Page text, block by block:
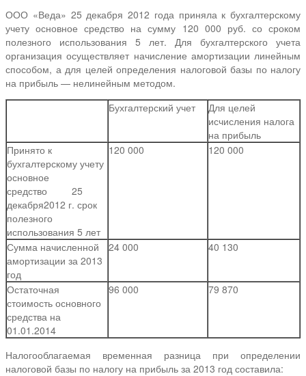
ООО «Веда» 25 декабря 2012 года приняла к бухгалтерскому
учету основное средство на сумму 120 000 руб. со сроком
полезного использования 5 лет. Для бухгалтерского учета
организация осуществляет начисление амортизации линейным
способом, а для целей определения налоговой базы по налогу
на прибыль — нелинейным методом.
Бухгалтерский учет
Для целей
исчисления налога
на прибыль
Принято к
бухгалтерскому учету
основное
средство 25
декабря2012 г. срок
полезного
использования 5 лет
120 000 120 000
Сумма начисленной
амортизации за 2013
год
24 000 40 130
Остаточная
стоимость основного
средства на
01.01.2014
96 000 79 870
Налогооблагаемая временная разница при определении
налоговой базы по налогу на прибыль за 2013 год составила: